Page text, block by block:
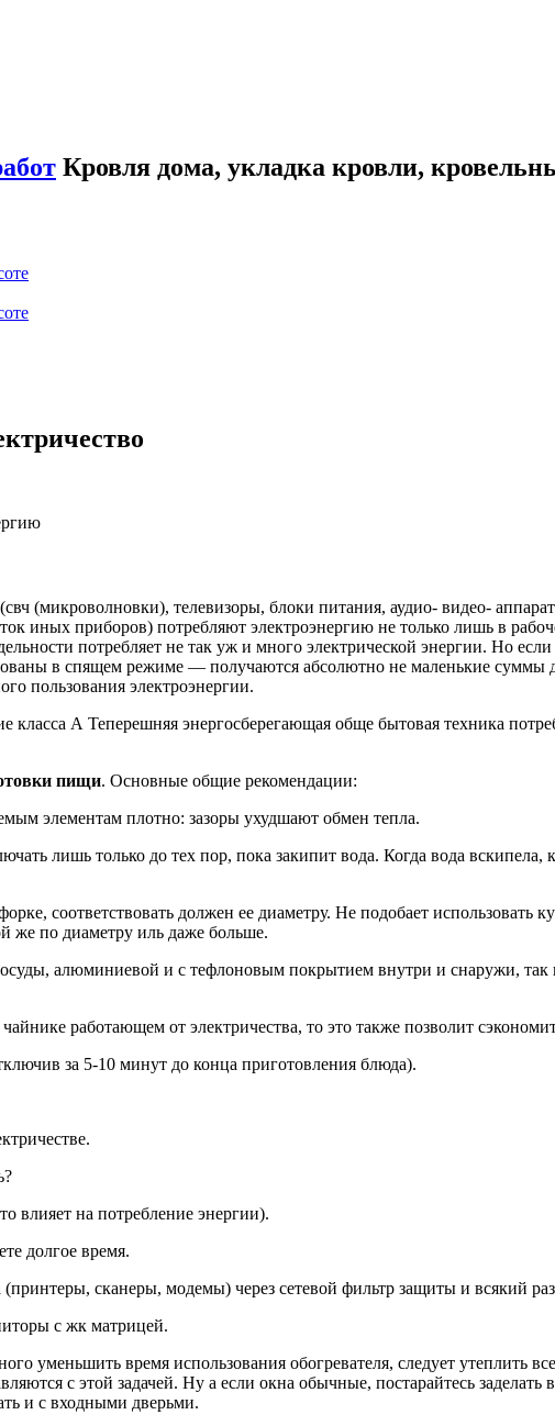
Кровля дома, укладка кровли,
(микроволновки), телевизоры, блоки питания, аудио- видео-
иных приборов) потребляют электроэнергию не только лишь в
потребляет не так уж и много электрической энергии. Но если
в спящем режиме — получаются абсолютно не маленькие суммы
пользования электроэнергии.
класса А Теперешняя энергосберегающая обще бытовая техника
пищи. Основные общие рекомендации:
элементам плотно: зазоры ухудшают обмен тепла.
лишь только до тех пор, пока закипит вода. Когда вода вскипела,
соответствовать должен ее диаметру. Не подобает использовать
же по диаметру иль даже больше.
алюминиевой и с тефлоновым покрытием внутри и снаружи,
работающем от электричества, то это также позволит
за 5-10 минут до конца приготовления блюда).
влияет на потребление энергии).
долгое время.
сканеры, модемы) через сетевой фильтр защиты и всякий
с жк матрицей.
уменьшить время использования обогревателя, следует утеплить
с этой задачей. Ну а если окна обычные, постарайтесь
и с входными дверьми.